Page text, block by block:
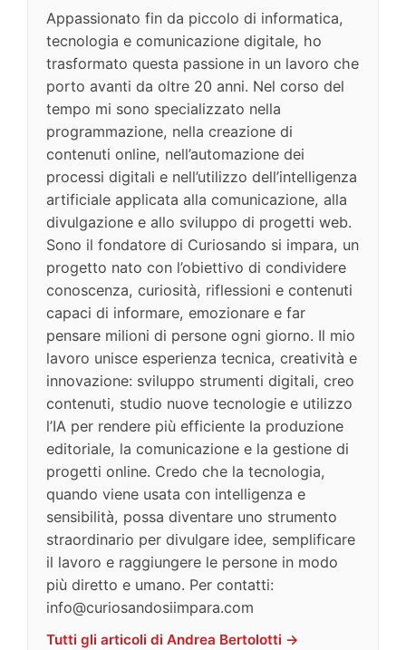
Appassionato fin da piccolo di informatica,
tecnologia e comunicazione digitale, ho
trasformato questa passione in un lavoro che
porto avanti da oltre 20 anni. Nel corso del
tempo mi sono specializzato nella
programmazione, nella creazione di
contenuti online, nell’automazione dei
processi digitali e nell’utilizzo dell’intelligenza
artificiale applicata alla comunicazione, alla
divulgazione e allo sviluppo di progetti web.
Sono il fondatore di Curiosando si impara, un
progetto nato con l’obiettivo di condividere
conoscenza, curiosità, riflessioni e contenuti
capaci di informare, emozionare e far
pensare milioni di persone ogni giorno. Il mio
lavoro unisce esperienza tecnica, creatività e
innovazione: sviluppo strumenti digitali, creo
contenuti, studio nuove tecnologie e utilizzo
l’IA per rendere più efficiente la produzione
editoriale, la comunicazione e la gestione di
progetti online. Credo che la tecnologia,
quando viene usata con intelligenza e
sensibilità, possa diventare uno strumento
straordinario per divulgare idee, semplificare
il lavoro e raggiungere le persone in modo
più diretto e umano. Per contatti:
info@curiosandosiimpara.com
Tutti gli articoli di Andrea Bertolotti →